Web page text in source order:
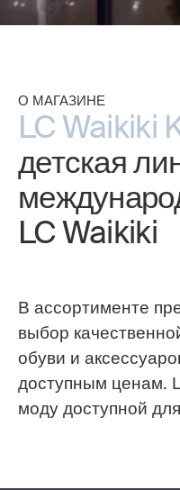
О МАГАЗИНЕ
LC Waikiki
детская
LC Waikiki
В ассортименте
выбор
обуви и
доступным ценам.
моду доступной